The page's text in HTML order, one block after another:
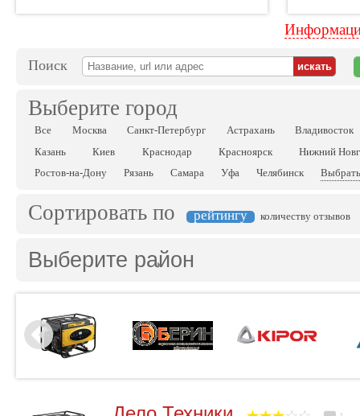
Поиск
Выберите город
Все Москва Санкт-Петербург Астрахань
Владивосток
Казань
Киев Краснодар Красноярск
Нижний
Ростов-на-Дону
Рязань Самара Уфа Челябинск
Сортировать по рейтингу количеству отзывов
Выберите район